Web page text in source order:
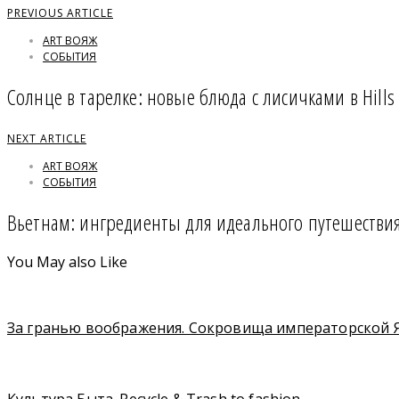
PREVIOUS ARTICLE
ART ВОЯЖ
СОБЫТИЯ
Солнце в тарелке: новые блюда с лисичками в Hills
NEXT ARTICLE
ART ВОЯЖ
СОБЫТИЯ
Вьетнам: ингредиенты для идеального путешествия
You May also Like
За гранью воображения. Сокровища императорской